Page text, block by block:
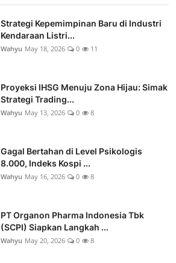
Strategi Kepemimpinan Baru di Industri
Kendaraan Listri...
Wahyu May 18, 2026 0 11
Proyeksi IHSG Menuju Zona Hijau: Simak
Strategi Trading...
Wahyu May 13, 2026 0 8
Gagal Bertahan di Level Psikologis
8.000, Indeks Kospi ...
Wahyu May 16, 2026 0 8
PT Organon Pharma Indonesia Tbk
(SCPI) Siapkan Langkah ...
Wahyu May 20, 2026 0 8